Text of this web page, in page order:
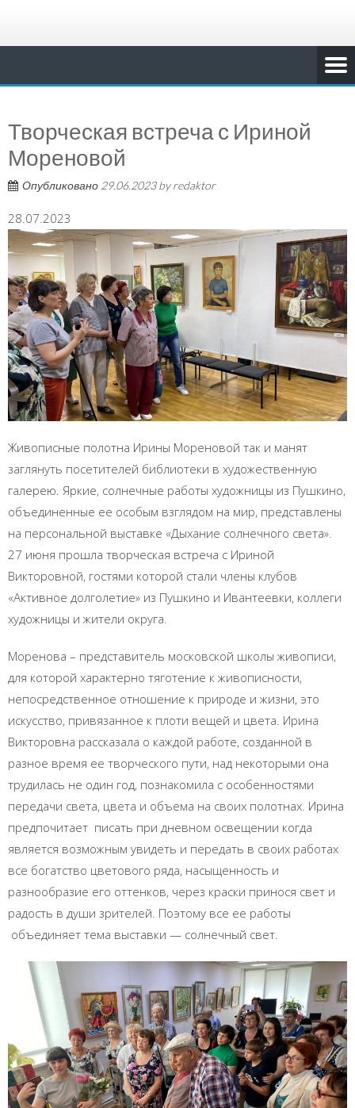
Творческая встреча с Ириной
Мореновой
Опубликовано 29.06.2023byredaktor
28.07.2023
Живописные полотна Ирины Мореновой так и манят
заглянуть посетителей библиотеки в художественную
галерею. Яркие, солнечные работы художницы из Пушкино,
объединенные ее особым взглядом на мир, представлены
на персональной выставке «Дыхание солнечного света».
27 июня прошла творческая встреча с Ириной
Викторовной, гостями которой стали члены клубов
«Активное долголетие» из Пушкино и Ивантеевки, коллеги
художницы и жители округа.
Моренова – представитель московской школы живописи,
для которой характерно тяготение к живописности,
непосредственное отношение к природе и жизни, это
искусство, привязанное к плоти вещей и цвета. Ирина
Викторовна рассказала о каждой работе, созданной в
разное время ее творческого пути, над некоторыми она
трудилась не один год, познакомила с особенностями
передачи света, цвета и объема на своих полотнах. Ирина
предпочитает писать при дневном освещении когда
является возможным увидеть и передать в своих работах
все богатство цветового ряда, насыщенность и
разнообразие его оттенков, через краски принося свет и
радость в души зрителей. Поэтому все ее работы
объединяет тема выставки — солнечный свет.